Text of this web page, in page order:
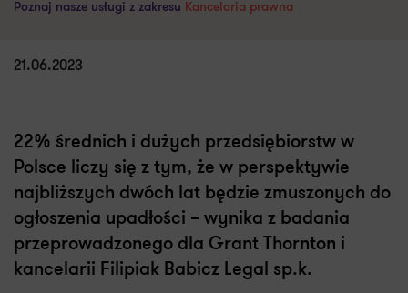
Poznaj nasze usługi z zakresu Kancelaria prawna
21.06.2023
22% średnich i dużych przedsiębiorstw w
Polsce liczy się z tym, że w perspektywie
najbliższych dwóch lat będzie zmuszonych do
ogłoszenia upadłości – wynika z badania
przeprowadzonego dla Grant Thornton i
kancelarii Filipiak Babicz Legal sp.k.